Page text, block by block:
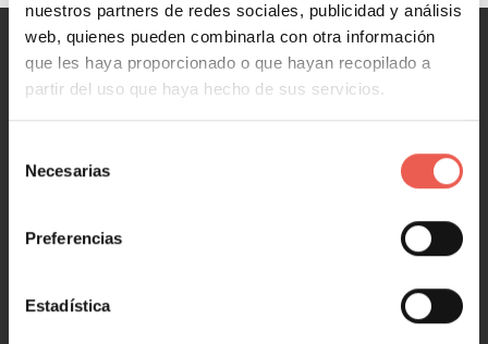
nuestros partners de redes sociales, publicidad y análisis
web, quienes pueden combinarla con otra información
que les haya proporcionado o que hayan recopilado a
partir del uso que haya hecho de sus servicios.
Necesarias
Preferencias
Estadística
MARKETING
Marketing y Ventas
Redes Sociales
NEGOCIOS